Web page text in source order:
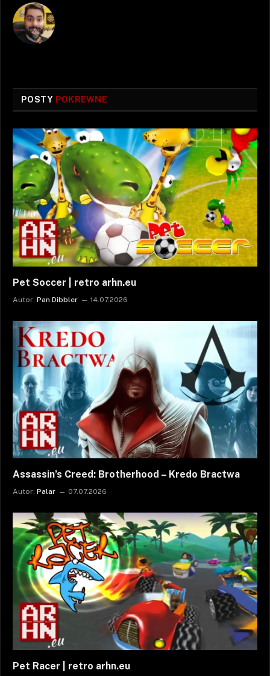
POSTY POKREWNE
Pet Soccer | retro arhn.eu
Autor: Pan Dibbler 14.07.2026
Assassin’s Creed: Brotherhood – Kredo Bractwa
Autor: Palar 07.07.2026
Pet Racer | retro arhn.eu